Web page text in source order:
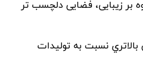
بر زیبایی، فضایی دلچسب تر
بالاتري نسبت‌ به توليدات